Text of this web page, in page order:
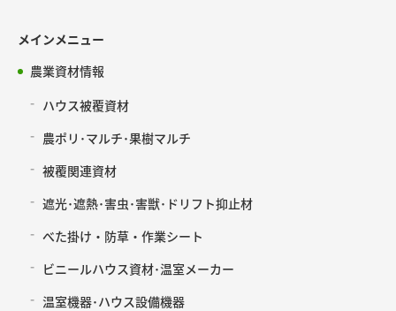
メインメニュー
農業資材情報
ハウス被覆資材
農ポリ･マルチ･果樹マルチ
被覆関連資材
遮光･遮熱･害虫･害獣･ドリフト抑止材
べた掛け・防草・作業シート
ビニールハウス資材･温室メーカー
温室機器･ハウス設備機器